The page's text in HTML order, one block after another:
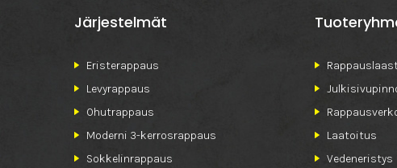
Järjestelmät
Eristerappaus
Levyrappaus
Ohutrappaus
Moderni 3-kerrosrappaus
Sokkelinrappaus
Laatoitus
Vedeneristys